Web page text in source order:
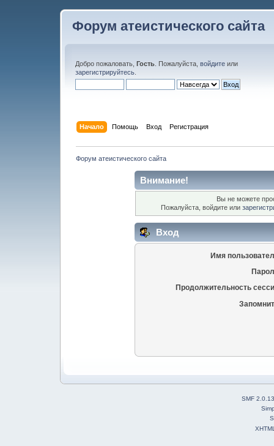
Форум атеистического сайта
Добро пожаловать, Гость . Пожалуйста, войдите или
зарегистрируйтесь
Начало Помощь Вход Регистрация
Форум атеистического сайта
Внимание!
Вы не можете
Пожалуйста, войдите или
Вход
Имя
Продолжительность
SMF 2.0.13